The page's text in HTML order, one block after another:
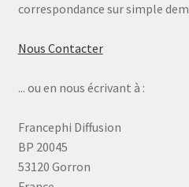
correspondance sur simple
Nous Contacter
... ou en nous écrivant à :
Francephi Diffusion
BP 20045
53120 Gorron